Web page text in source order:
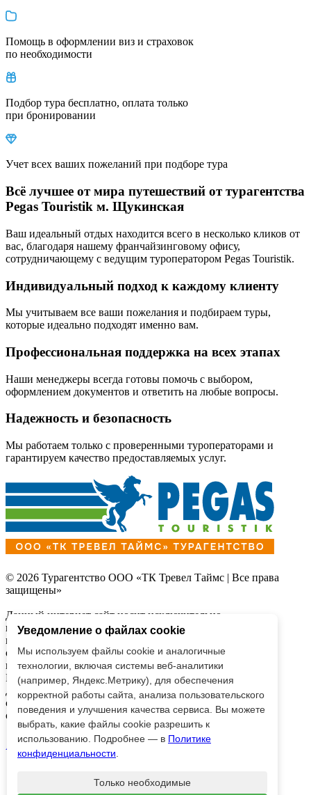
Помощь в оформлении виз и страховок
по необходимости
Подбор тура бесплатно, оплата только
при бронировании
Учет всех ваших пожеланий при подборе тура
Всё лучшее от мира путешествий от турагентства
Pegas Touristik м. Щукинская
Ваш идеальный отдых находится всего в несколько кликов от
вас, благодаря нашему франчайзинговому офису,
сотрудничающему с ведущим туроператором Pegas Touristik.
Индивидуальный подход к каждому клиенту
Мы учитываем все ваши пожелания и подбираем туры,
которые идеально подходят именно вам.
Профессиональная поддержка на всех этапах
Наши менеджеры всегда готовы помочь с выбором,
оформлением документов и ответить на любые вопросы.
Надежность и безопасность
Мы работаем только с проверенными туроператорами и
гарантируем качество предоставляемых услуг.
© 2026 Турагентство ООО «ТК Тревел Таймс | Все права
защищены»
Данный интернет сайт носит исключительно
информационный характер и
вся информация на нем не является публичной офертой,
определяемой
положениями Статьи 437 (2) Гражданского кодекса
Российской Федерации.
Для получения подробной информации о наличии и
стоимости, пожалуйста,
обращайтесь к менеджерам по продажам.
AppStore Google Play
Уведомление о файлах cookie
Мы используем файлы cookie и аналогичные
технологии, включая системы веб-аналитики
(например, Яндекс.Метрику), для обеспечения
корректной работы сайта, анализа пользовательского
поведения и улучшения качества сервиса. Вы можете
выбрать, какие файлы cookie разрешить к
использованию. Подробнее — в Политике
конфиденциальности
Только необходимые